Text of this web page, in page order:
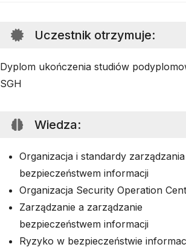
Uczestnik otrzymuje:
Dyplom ukończenia studiów
SGH
Wiedza:
Organizacja i standardy zarządzania
bezpieczeństwem informacji
Organizacja Security Operation
Zarządzanie a zarządzanie
bezpieczeństwem informacji
Ryzyko w bezpieczeństwie